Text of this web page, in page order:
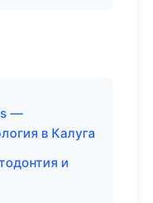
—
в Калуга
и